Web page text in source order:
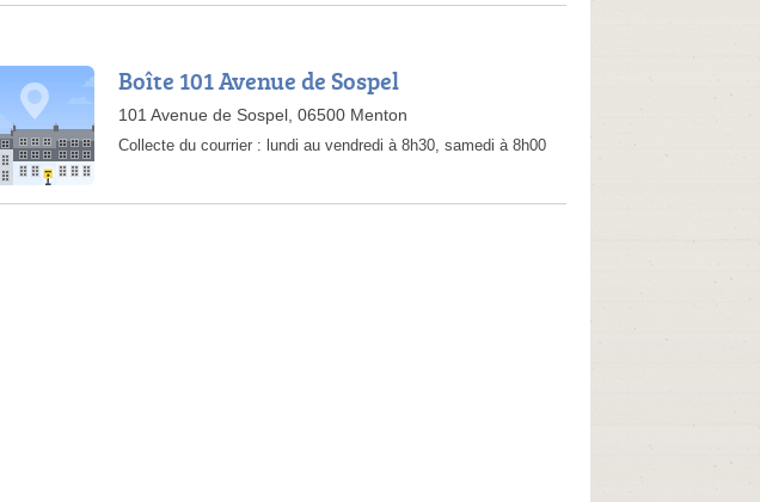
Boîte 101 Avenue de Sospel
101 Avenue de Sospel, 06500 Menton
Collecte du courrier : lundi au vendredi à 8h30, samedi à 8h00